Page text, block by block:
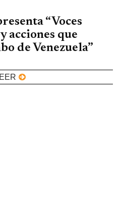
“Voces
acciones que
de Venezuela”